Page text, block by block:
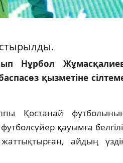
Нұрбол
қызметіне
Қостанай
қауымға
айдың